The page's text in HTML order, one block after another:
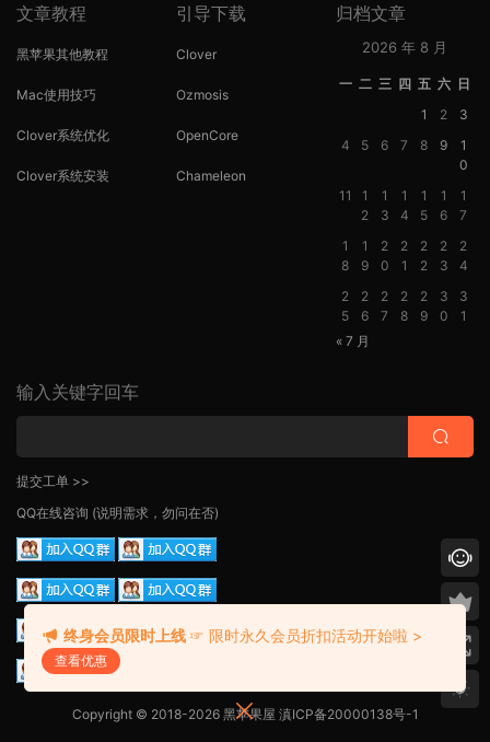
文章教程
黑苹果其他教程
Mac使用技巧
Clover系统优化
Clover系统安装
引导下载
Clover
Ozmosis
OpenCore
Chameleon
归档文章
2026 年 8 月
一 二 三 四 五 六 日
1
2
3
4
5 6 7 8 9
1
0
11
1
2
1
3
1
4
1
5
1
6
1
7
1
8
1
9
2
0
2
1
2
2
2
3
2
4
2
5
2
6
2
7
2
8
2
9
3
0
3
1
« 7 月
输入关键字回车
提交工单 >>
QQ在线咨询 (说明需求，勿问在否)
Copyright © 2018-2026 黑苹果屋 滇ICP备20000138号-1
终身会员限时上线 ☞ 限时永久会员折扣活动开始啦 >
查看优惠